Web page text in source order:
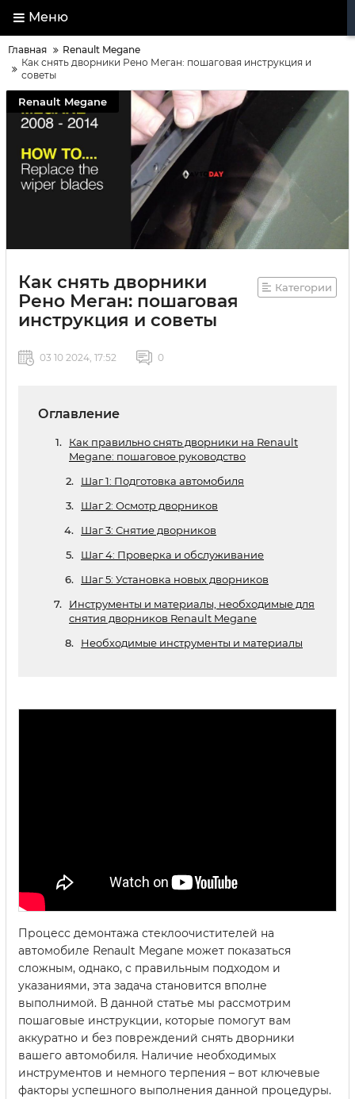
Меню
Главная
Renault Megane
Как снять дворники Рено Меган: пошаговая инструкция и
советы
Renault Megane
Как снять дворники
Рено Меган: пошаговая
инструкция и советы
Категории
03 10 2024, 17:52 0
Оглавление
Как правильно снять дворники на Renault
Megane: пошаговое руководство
Шаг 1: Подготовка автомобиля
Шаг 2: Осмотр дворников
Шаг 3: Снятие дворников
Шаг 4: Проверка и обслуживание
Шаг 5: Установка новых дворников
Инструменты и материалы, необходимые для
снятия дворников Renault Megane
Необходимые инструменты и материалы
Процесс демонтажа стеклоочистителей на
автомобиле Renault Megane может показаться
сложным, однако, с правильным подходом и
указаниями, эта задача становится вполне
выполнимой. В данной статье мы рассмотрим
пошаговые инструкции, которые помогут вам
аккуратно и без повреждений снять дворники
вашего автомобиля. Наличие необходимых
инструментов и немного терпения – вот ключевые
факторы успешного выполнения данной процедуры.